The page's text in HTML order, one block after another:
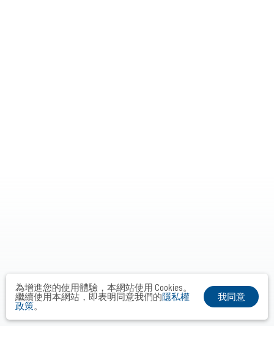
為增進您的使用體驗，本網站使用 Cookies。
繼續使用本網站，即表明同意我們的隱私權
政策。
我同意